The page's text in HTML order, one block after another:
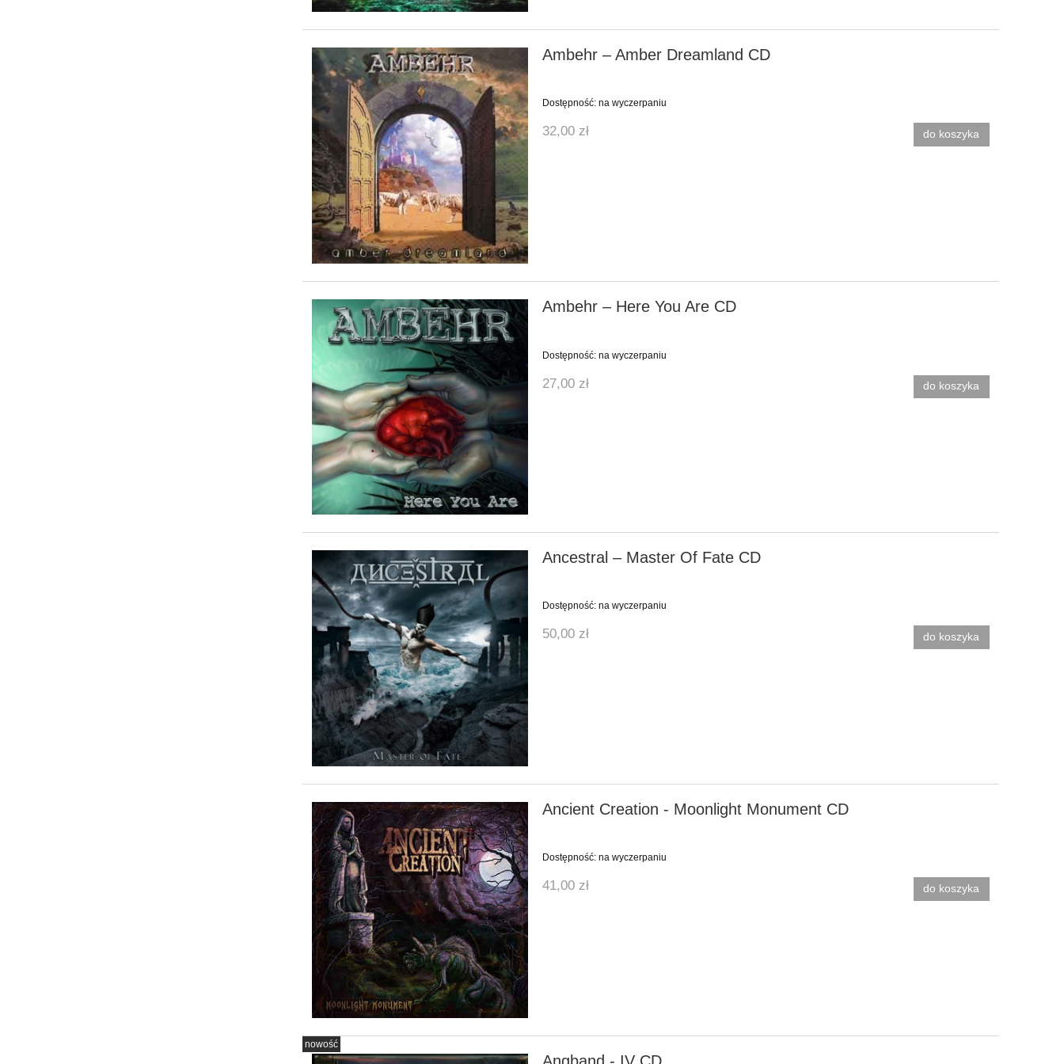
Ambehr ‎– Amber Dreamland CD
Dostępność: na wyczerpaniu
32,00 zł do koszyka
Ambehr ‎– Here You Are CD
Dostępność: na wyczerpaniu
27,00 zł do koszyka
Ancestral – Master Of Fate CD
Dostępność: na wyczerpaniu
50,00 zł do koszyka
Ancient Creation - Moonlight Monument CD
Dostępność: na wyczerpaniu
41,00 zł do koszyka
nowość